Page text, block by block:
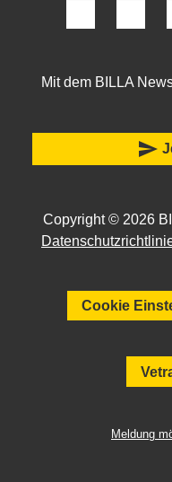
Mit dem BILLA
send
Copyright © 2026
Cookie
Meldung